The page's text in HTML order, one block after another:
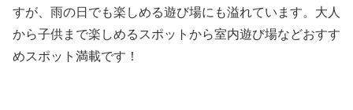
すが、雨の日でも楽しめる遊び場にも溢れています。大人
から子供まで楽しめるスポットから室内遊び場などおすす
めスポット満載です！